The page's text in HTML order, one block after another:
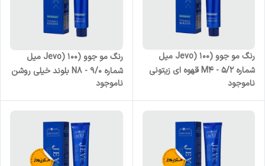
رنگ مو جوو (Jevo) 100 میل
شماره M4 - 5/2 قهوه ای زیتونی
روشن
ناموجود
رنگ مو جوو (Jevo) 100 میل
شماره N8 - 9/0 بلوند خیلی روشن
ناموجود